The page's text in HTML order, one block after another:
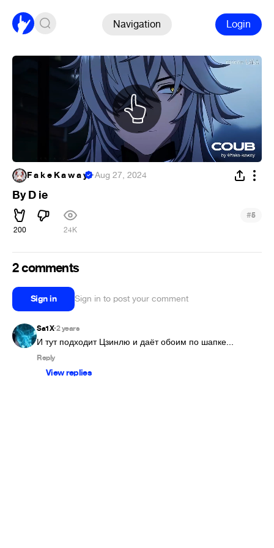
Navigation Login
F a k e K a w a y ·Aug 27, 2024
By D ie
200 24K
#5
2 comments
Sign in Sign in to post your comment
Sa1X•2 years
И тут подходит Цзинлю и даёт обоим по шапке...
Reply
View replies